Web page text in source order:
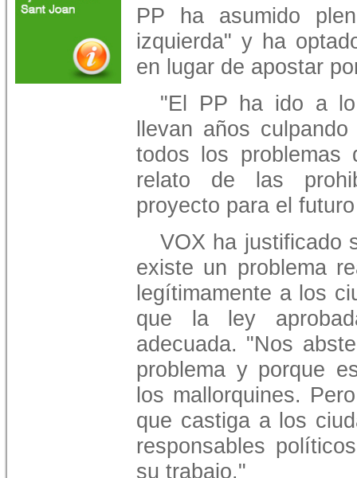
PP ha asumido
izquierda" y ha
en lugar de apostar
"El PP ha ido a
llevan años
todos los problemas
relato de las
proyecto para el
VOX ha justificado
existe un problema
legítimamente a los
que la ley
adecuada. "Nos
problema y porque
los mallorquines.
que castiga a los
responsables
su trabajo."